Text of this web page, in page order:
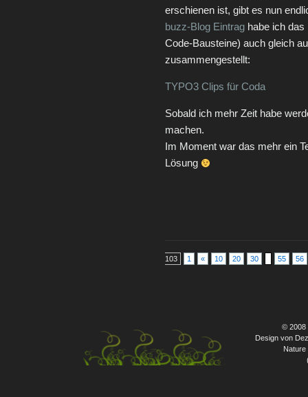
erschienen ist, gibt es nun
buzz-Blog Eintrag habe ich
Code-Bausteine) auch gleich
zusammengestellt:
TYPO3 Clips für Coda
Sobald ich mehr Zeit habe
machen.
Im Moment war das mehr ein
Lösung
103 1 « 10 20 30 55 56
© 2008
Design von
Nature